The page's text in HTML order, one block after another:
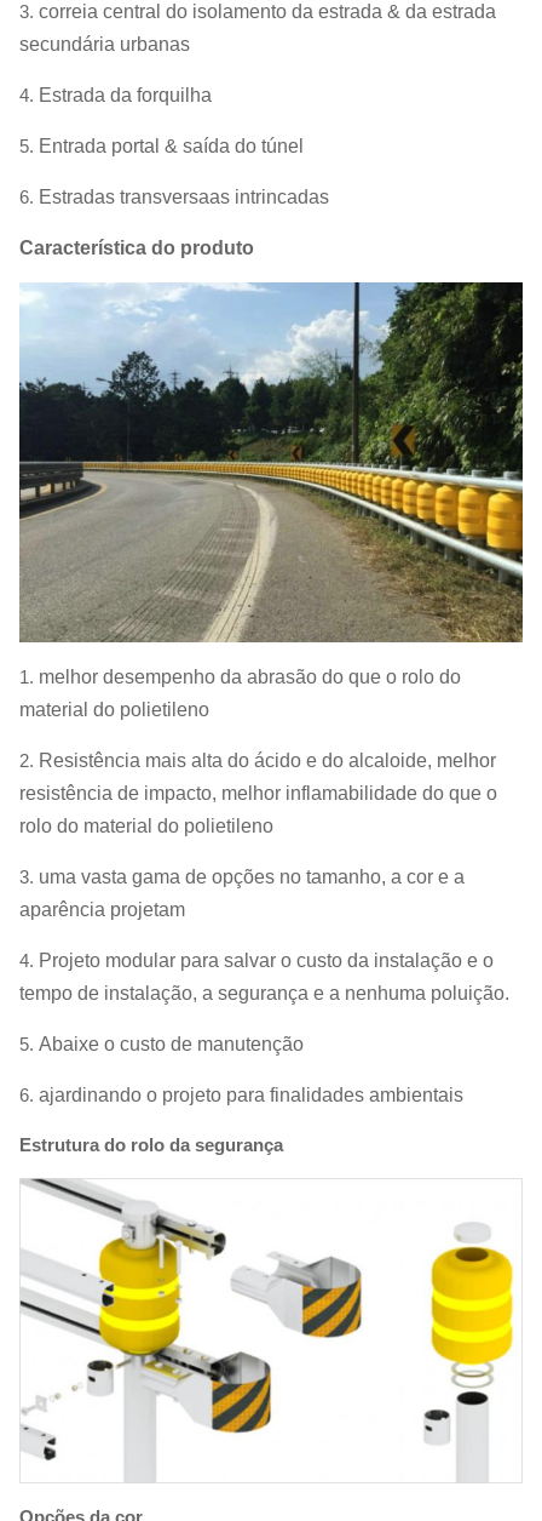
3. correia central do isolamento da estrada & da estrada
secundária urbanas
4. Estrada da forquilha
5. Entrada portal & saída do túnel
6. Estradas transversaas intrincadas
Característica do produto
1. melhor desempenho da abrasão do que o rolo do
material do polietileno
2. Resistência mais alta do ácido e do alcaloide, melhor
resistência de impacto, melhor inflamabilidade do que o
rolo do material do polietileno
3. uma vasta gama de opções no tamanho, a cor e a
aparência projetam
4. Projeto modular para salvar o custo da instalação e o
tempo de instalação, a segurança e a nenhuma poluição.
5. Abaixe o custo de manutenção
6. ajardinando o projeto para finalidades ambientais
Estrutura do rolo da segurança
Opções da cor